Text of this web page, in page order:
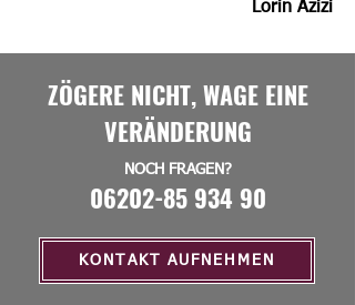
Lorin Azizi
ZÖGERE NICHT, WAGE EINE
VERÄNDERUNG
NOCH FRAGEN?
06202-85 934 90
KONTAKT AUFNEHMEN